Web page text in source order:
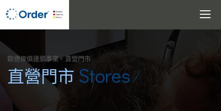
Toggle
搜尋
歐德傢俱連鎖事業 直營門市
直營門市 Stores